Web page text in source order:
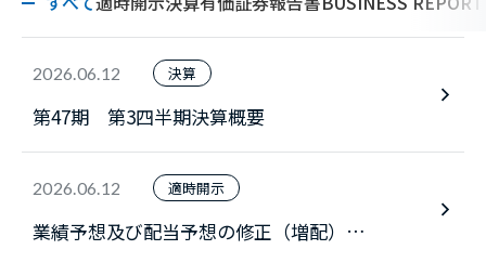
2026.06.12 決算
第47期 第3四半期決算概要
2026.06.12 適時開示
業績予想及び配当予想の修正（増配）に